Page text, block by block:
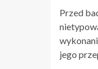
Przed
jego